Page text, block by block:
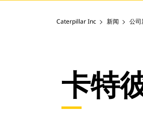
Caterpillar Inc 新闻 公司
卡特